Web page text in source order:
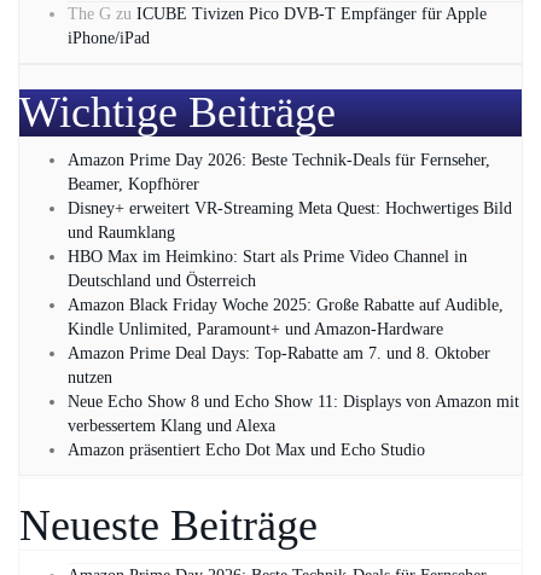
The G zu ICUBE Tivizen Pico DVB-T Empfänger für Apple
iPhone/iPad
Wichtige Beiträge
Amazon Prime Day 2026: Beste Technik-Deals für Fernseher,
Beamer, Kopfhörer
Disney+ erweitert VR‑Streaming Meta Quest: Hochwertiges Bild
und Raumklang
HBO Max im Heimkino: Start als Prime Video Channel in
Deutschland und Österreich
Amazon Black Friday Woche 2025: Große Rabatte auf Audible,
Kindle Unlimited, Paramount+ und Amazon‑Hardware
Amazon Prime Deal Days: Top-Rabatte am 7. und 8. Oktober
nutzen
Neue Echo Show 8 und Echo Show 11: Displays von Amazon mit
verbessertem Klang und Alexa
Amazon präsentiert Echo Dot Max und Echo Studio
Neueste Beiträge